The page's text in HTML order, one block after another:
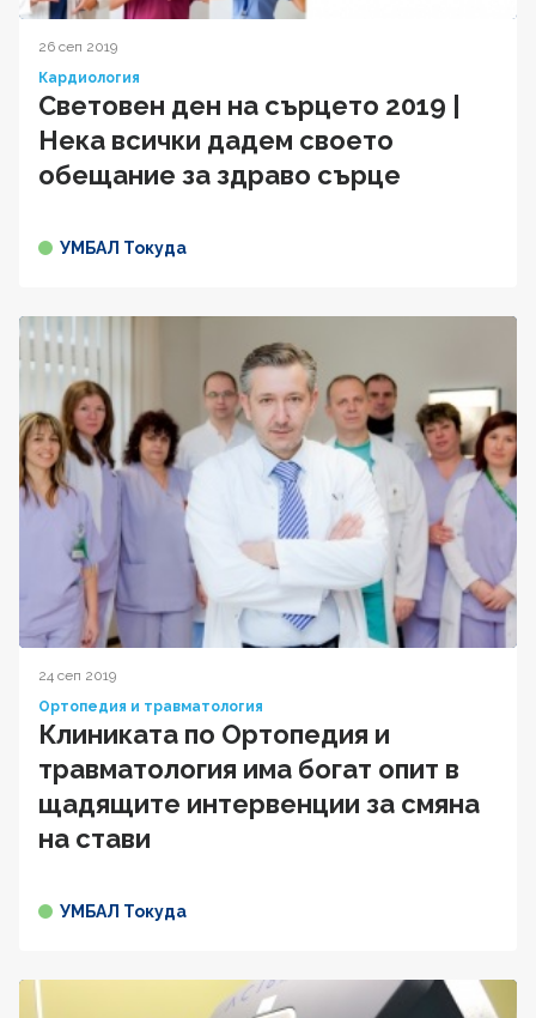
26 сеп 2019
Кардиология
Световен ден на сърцето 2019 |
Нека всички дадем своето
обещание за здраво сърце
УМБАЛ Токуда
24 сеп 2019
Ортопедия и травматология
Клиниката по Ортопедия и
травматология има богат опит в
щадящите интервенции за смяна
на стави
УМБАЛ Токуда